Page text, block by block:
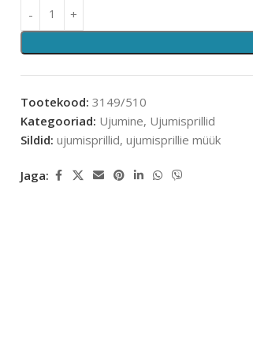
Tootekood:3149/510
Kategooriad: Ujumine, Ujumisprillid
Sildid: ujumisprillid, ujumisprillie müük
Jaga: